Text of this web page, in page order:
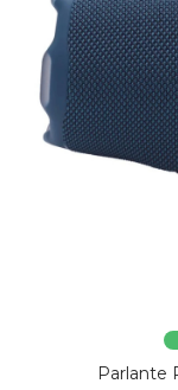
Parlante